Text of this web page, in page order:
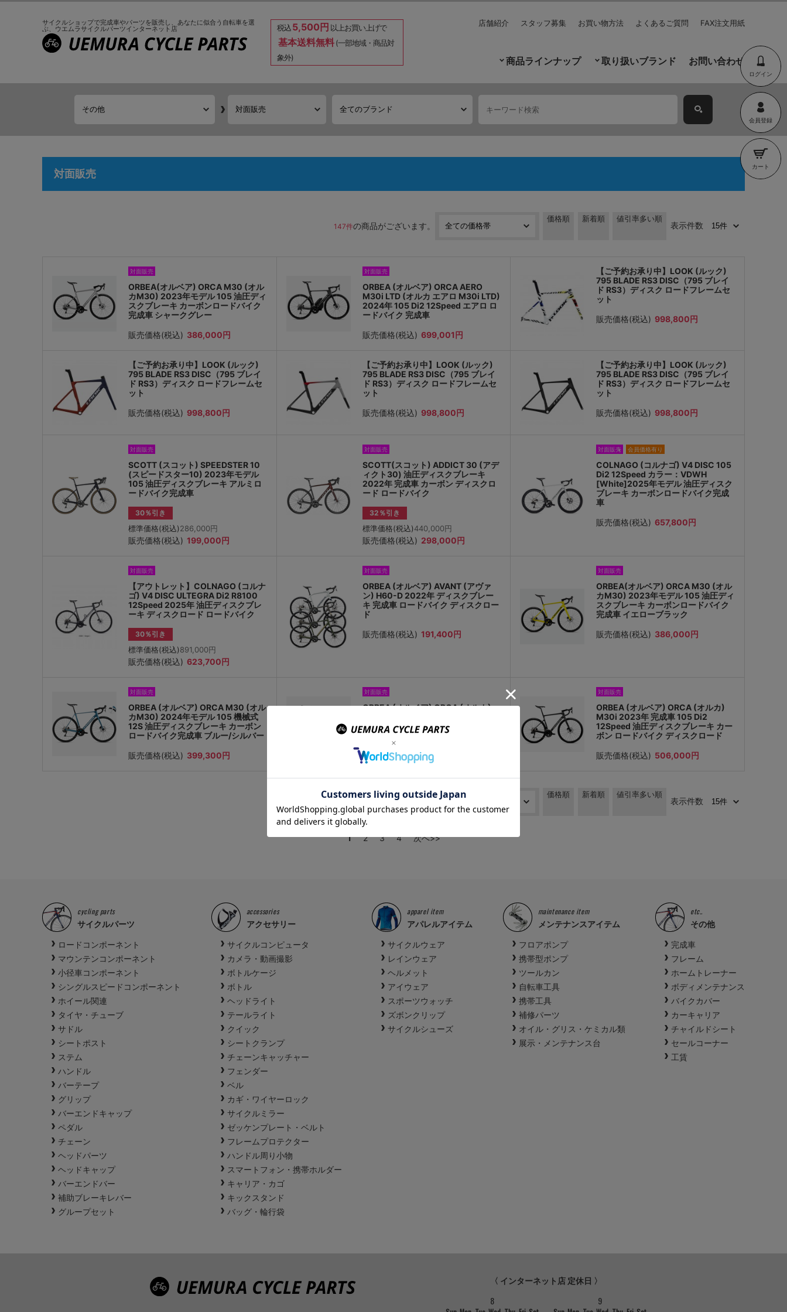
サイクルショップで完成車やパーツを販売し、 あなたに似合う自転車を選
ぶ、 ウエムラサイクルパーツインターネット店 税込5,500円 以上お買い上げで
基本送料無料(一部地域・商品対
象外)
店舗紹介 スタッフ募集 お買い物方法 よくあるご質問 FAX注文用紙
ログイン
会員登録
カート
商品ラインナップ 取り扱いブランド お問い合わせ
対面販売
147件の商品がございます。
価格順 新着順 値引率多い順
表示件数
対面販売
ORBEA(オルベア) ORCA M30 (オル
カM30) 2023年モデル 105 油圧ディ
スクブレーキ カーボンロードバイク
完成車 シャークグレー
販売価格(税込) 386,000円
対面販売
ORBEA (オルベア) ORCA AERO
M30i LTD (オルカ エアロ M30i LTD)
2024年 105 Di2 12Speed エアロ ロ
ードバイク 完成車
販売価格(税込) 699,001円
【ご予約お承り中】LOOK (ルック)
795 BLADE RS3 DISC（795 ブレイ
ド RS3）ディスク ロードフレームセ
ット
販売価格(税込) 998,800円
【ご予約お承り中】LOOK (ルック)
795 BLADE RS3 DISC（795 ブレイ
ド RS3）ディスク ロードフレームセ
ット
販売価格(税込) 998,800円
【ご予約お承り中】LOOK (ルック)
795 BLADE RS3 DISC（795 ブレイ
ド RS3）ディスク ロードフレームセ
ット
販売価格(税込) 998,800円
【ご予約お承り中】LOOK (ルック)
795 BLADE RS3 DISC（795 ブレイ
ド RS3）ディスク ロードフレームセ
ット
販売価格(税込) 998,800円
対面販売
SCOTT (スコット) SPEEDSTER 10
(スピードスター10) 2023年モデル
105 油圧ディスクブレーキ アルミロ
ードバイク完成車
30％引き
標準価格(税込)286,000円
販売価格(税込) 199,000円
対面販売
SCOTT(スコット) ADDICT 30 (アデ
ィクト30) 油圧ディスクブレーキ
2022年 完成車 カーボン ディスクロ
ード ロードバイク
32％引き
標準価格(税込)440,000円
販売価格(税込) 298,000円
対面販売 会員価格有り
COLNAGO (コルナゴ) V4 DISC 105
Di2 12Speed カラー：VDWH
[White]2025年モデル 油圧ディスク
ブレーキ カーボンロードバイク完成
車
販売価格(税込) 657,800円
対面販売
【アウトレット】COLNAGO (コルナ
ゴ) V4 DISC ULTEGRA Di2 R8100
12Speed 2025年 油圧ディスクブレ
ーキ ディスクロード ロードバイク
30％引き
標準価格(税込)891,000円
販売価格(税込) 623,700円
対面販売
ORBEA (オルベア) AVANT (アヴァ
ン) H60-D 2022年 ディスクブレー
キ 完成車 ロードバイク ディスクロー
ド
販売価格(税込) 191,400円
対面販売
ORBEA(オルベア) ORCA M30 (オル
カM30) 2023年モデル 105 油圧ディ
スクブレーキ カーボンロードバイク
完成車 イエローブラック
販売価格(税込) 386,000円
対面販売
ORBEA (オルベア) ORCA M30 (オル
カM30) 2024年モデル 105 機械式
12S 油圧ディスクブレーキ カーボン
ロードバイク完成車 ブルー/シルバー
販売価格(税込) 399,300円
対面販売
ORBEA (オルベア) ORCA (オルカ)
12Speed 油圧ディスクブレーキ カー
ボン ロードバイク ディスクロード
販売価格(税込) 506,000円
対面販売
ORBEA (オルベア) ORCA (オルカ)
M30i 2023年 完成車 105 Di2
12Speed 油圧ディスクブレーキ カー
ボン ロードバイク ディスクロード
販売価格(税込) 506,000円
価格順 新着順 値引率多い順
表示件数
1 2 3 4 次へ>>
cycling parts
サイクルパーツ
ロードコンポーネント
マウンテンコンポーネント
小径車コンポーネント
シングルスピードコンポーネント
ホイール関連
タイヤ・チューブ
サドル
シートポスト
ステム
ハンドル
バーテープ
グリップ
バーエンドキャップ
ペダル
チェーン
ヘッドパーツ
ヘッドキャップ
バーエンドバー
補助ブレーキレバー
グループセット
accessories
アクセサリー
サイクルコンピュータ
カメラ・動画撮影
ボトルケージ
ボトル
ヘッドライト
テールライト
クイック
シートクランプ
チェーンキャッチャー
フェンダー
ベル
カギ・ワイヤーロック
サイクルミラー
ゼッケンプレート・ベルト
フレームプロテクター
ハンドル周り小物
スマートフォン・携帯ホルダー
キャリア・カゴ
キックスタンド
バッグ・輪行袋
apparel item
アパレルアイテム
サイクルウェア
レインウェア
ヘルメット
アイウェア
スポーツウォッチ
ズボンクリップ
サイクルシューズ
maintenance item
メンテナンスアイテム
フロアポンプ
携帯型ポンプ
ツールカン
自転車工具
携帯工具
補修パーツ
オイル・グリス・ケミカル類
展示・メンテナンス台
etc..
その他
完成車
フレーム
ホームトレーナー
ボディメンテナンス
バイクカバー
カーキャリア
チャイルドシート
セールコーナー
工賃
〈 インターネット店 定休日 〉
8 9